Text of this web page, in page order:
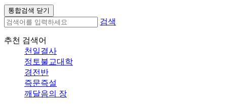
통합검색 닫기
검색
추천 검색어
천일결사
정토불교대학
경전반
즉문즉설
깨달음의 장